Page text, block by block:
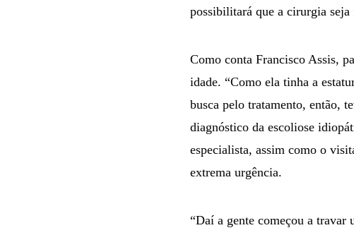
possibilitará que a cirurgia
Como conta Francisco Assis,
idade. “Como ela tinha a
busca pelo tratamento, então,
diagnóstico da escoliose
especialista, assim como o
extrema urgência.
“Daí a gente começou a